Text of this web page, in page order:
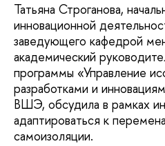
Татьяна Строганова,
инновационной
заведующего кафедрой
академический
программы «Управление
разработками и
ВШЭ, обсудила в рамках
адаптироваться к
самоизоляции.